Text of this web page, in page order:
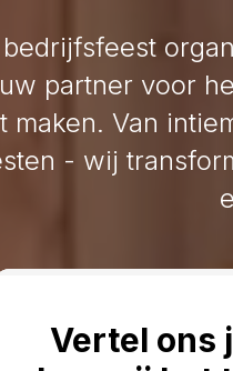
partner voor
maken. Van
- wij